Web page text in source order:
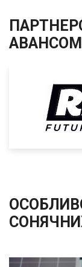
АВАНСОМ